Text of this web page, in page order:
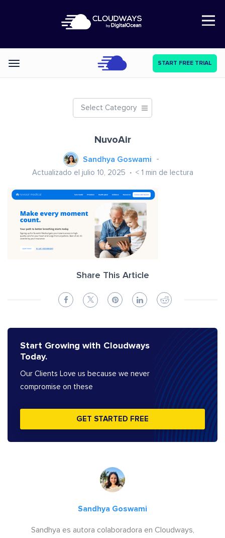
Open Nav
Categories START FREE TRIAL
Select Category
NuvoAir
Sandhya Goswami
Actualizado el julio 10, 2025 < 1 min de lectura
Share This Article
Start Growing with Cloudways
Today.
Our Clients Love us because we never
compromise on these
GET STARTED FREE
Sandhya Goswami
Sandhya es autora colaboradora en Cloudways,